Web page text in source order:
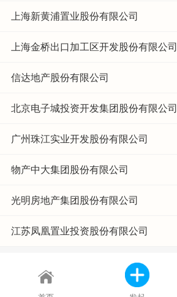
上海新黄浦置业股份有限公司
上海金桥出口加工区开发股份有限公司
信达地产股份有限公司
北京电子城投资开发集团股份有限公司
广州珠江实业开发股份有限公司
物产中大集团股份有限公司
光明房地产集团股份有限公司
江苏凤凰置业投资股份有限公司